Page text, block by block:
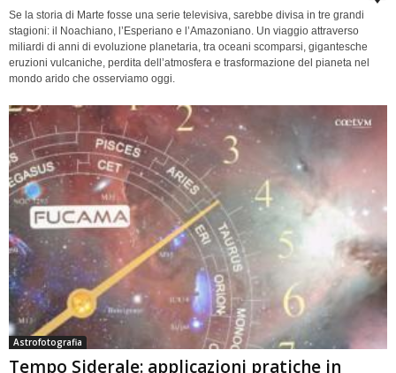
Se la storia di Marte fosse una serie televisiva, sarebbe divisa in tre grandi
stagioni: il Noachiano, l’Esperiano e l’Amazoniano. Un viaggio attraverso
miliardi di anni di evoluzione planetaria, tra oceani scomparsi, gigantesche
eruzioni vulcaniche, perdita dell’atmosfera e trasformazione del pianeta nel
mondo arido che osserviamo oggi.
Astrofotografia
Tempo Siderale: applicazioni pratiche in